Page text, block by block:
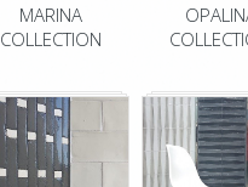
MARINA
COLLECTION